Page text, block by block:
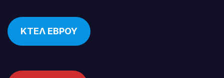
ΚΤΕΛ ΕΒΡΟΥ